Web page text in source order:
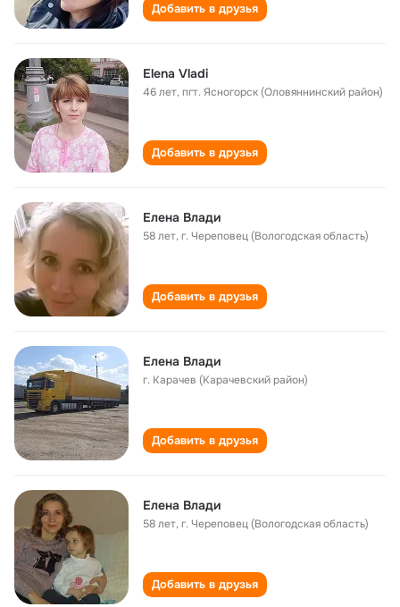
Добавить в друзья
Elena Vladi
46 лет,пгт. Ясногорск (Оловяннинский район)
Добавить в друзья
Елена Влади
58 лет,г. Череповец (Вологодская область)
Добавить в друзья
Елена Влади
г. Карачев (Карачевский район)
Добавить в друзья
Елена Влади
58 лет,г. Череповец (Вологодская область)
Добавить в друзья